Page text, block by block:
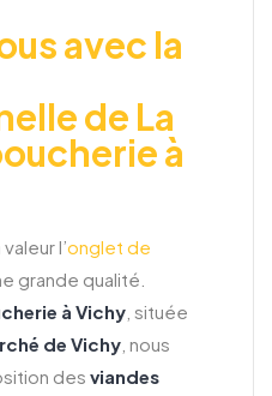
avec la
de La
à
l’onglet de
grande qualité.
à Vichy , située
de Vichy , nous
des viandes